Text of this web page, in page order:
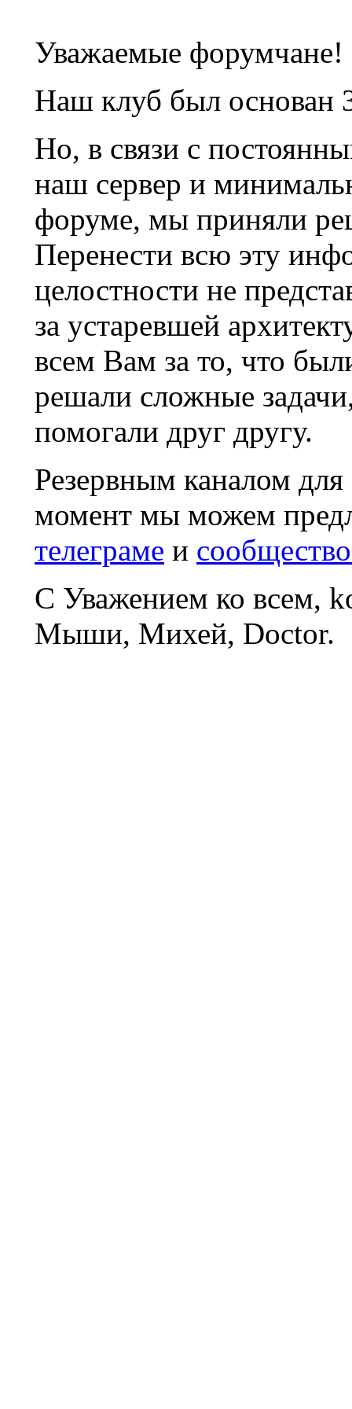
Уважаемые форумчане!
Наш клуб был основан
Но, в связи с
наш сервер и
форуме, мы приняли
Перенести всю эту
целостности не
за устаревшей
всем Вам за то, что
решали сложные
помогали друг другу.
Резервным каналом
момент мы можем
телеграме и
С Уважением ко всем,
Мыши, Михей, Doctor.